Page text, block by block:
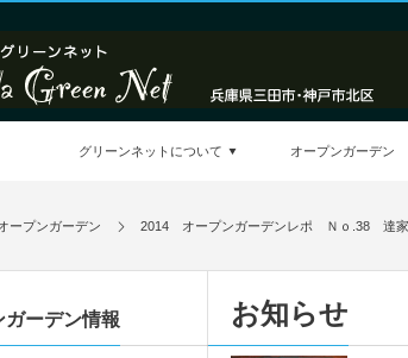
グリーンネットについて オープンガーデン
ープンガーデン 2014 オープンガーデンレポ Ｎｏ.38 達
お知らせ
ーデン情報